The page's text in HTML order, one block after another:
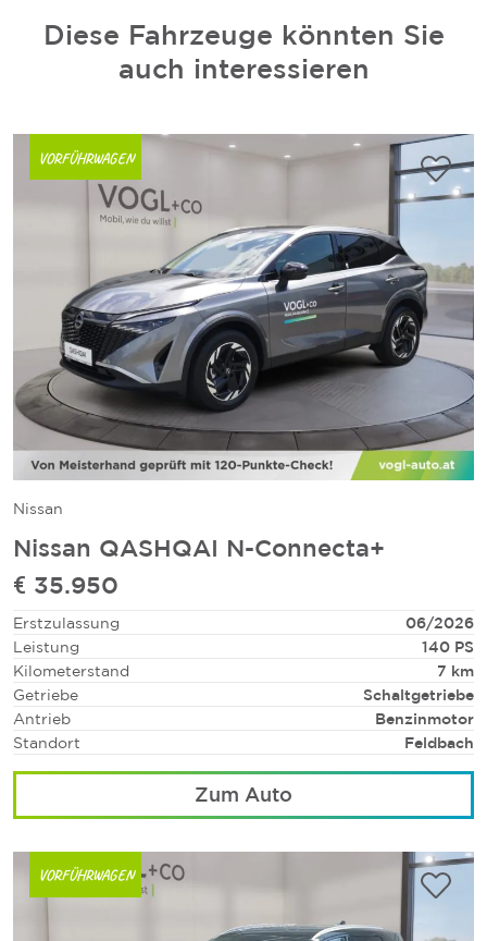
Diese Fahrzeuge könnten Sie
auch interessieren
VORFÜHRWAGEN
Nissan
Nissan QASHQAI N-Connecta+
€ 35.950
Erstzulassung
06/2026
Leistung
140 PS
Kilometerstand
7 km
Getriebe
Schaltgetriebe
Antrieb
Benzinmotor
Standort
Feldbach
Zum Auto
VORFÜHRWAGEN